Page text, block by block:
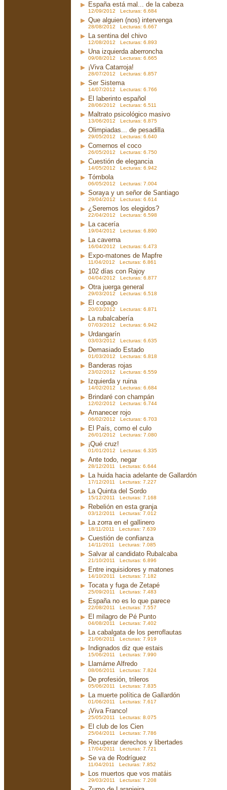
España está mal... de la cabeza
12/09/2012 Lecturas: 6.684
Que alguien (nos) intervenga
28/08/2012 Lecturas: 6.667
La sentina del chivo
12/08/2012 Lecturas: 6.893
Una izquierda aberroncha
09/08/2012 Lecturas: 6.665
¡Viva Catarroja!
28/07/2012 Lecturas: 6.857
Ser Sistema
14/07/2012 Lecturas: 6.766
El laberinto español
28/06/2012 Lecturas: 6.511
Maltrato psicológico masivo
13/06/2012 Lecturas: 6.875
Olimpiadas... de pesadilla
29/05/2012 Lecturas: 6.640
Comernos el coco
26/05/2012 Lecturas: 6.750
Cuestión de elegancia
14/05/2012 Lecturas: 6.942
Tómbola
06/05/2012 Lecturas: 7.004
Soraya y un señor de Santiago
29/04/2012 Lecturas: 6.614
¿Seremos los elegidos?
22/04/2012 Lecturas: 6.598
La cacería
19/04/2012 Lecturas: 6.890
La caverna
16/04/2012 Lecturas: 6.473
Expo-matones de Mapfre
11/04/2012 Lecturas: 6.861
102 días con Rajoy
04/04/2012 Lecturas: 6.877
Otra juerga general
29/03/2012 Lecturas: 6.518
El copago
20/03/2012 Lecturas: 6.871
La rubalcabería
07/03/2012 Lecturas: 6.942
Urdangarín
03/03/2012 Lecturas: 6.635
Demasiado Estado
01/03/2012 Lecturas: 6.818
Banderas rojas
23/02/2012 Lecturas: 6.559
Izquierda y ruina
14/02/2012 Lecturas: 6.684
Brindaré con champán
12/02/2012 Lecturas: 6.744
Amanecer rojo
06/02/2012 Lecturas: 6.703
El País, como el culo
26/01/2012 Lecturas: 7.080
¡Qué cruz!
01/01/2012 Lecturas: 6.335
Ante todo, negar
28/12/2011 Lecturas: 6.644
La huida hacia adelante de Gallardón
17/12/2011 Lecturas: 7.227
La Quinta del Sordo
15/12/2011 Lecturas: 7.168
Rebelión en esta granja
03/12/2011 Lecturas: 7.012
La zorra en el gallinero
18/11/2011 Lecturas: 7.639
Cuestión de confianza
14/11/2011 Lecturas: 7.085
Salvar al candidato Rubalcaba
21/10/2011 Lecturas: 6.896
Entre inquisidores y matones
14/10/2011 Lecturas: 7.182
Tocata y fuga de Zetapé
25/09/2011 Lecturas: 7.483
España no es lo que parece
22/08/2011 Lecturas: 7.557
El milagro de Pé Punto
04/08/2011 Lecturas: 7.402
La cabalgata de los perroflautas
21/06/2011 Lecturas: 7.919
Indignados diz que estais
15/06/2011 Lecturas: 7.990
Llamáme Alfredo
08/06/2011 Lecturas: 7.824
De profesión, trileros
05/06/2011 Lecturas: 7.835
La muerte política de Gallardón
01/06/2011 Lecturas: 7.617
¡Viva Franco!
25/05/2011 Lecturas: 8.075
El club de los Cien
25/04/2011 Lecturas: 7.786
Recuperar derechos y libertades
17/04/2011 Lecturas: 7.721
Se va de Rodríguez
11/04/2011 Lecturas: 7.852
Los muertos que vos matáis
29/03/2011 Lecturas: 7.208